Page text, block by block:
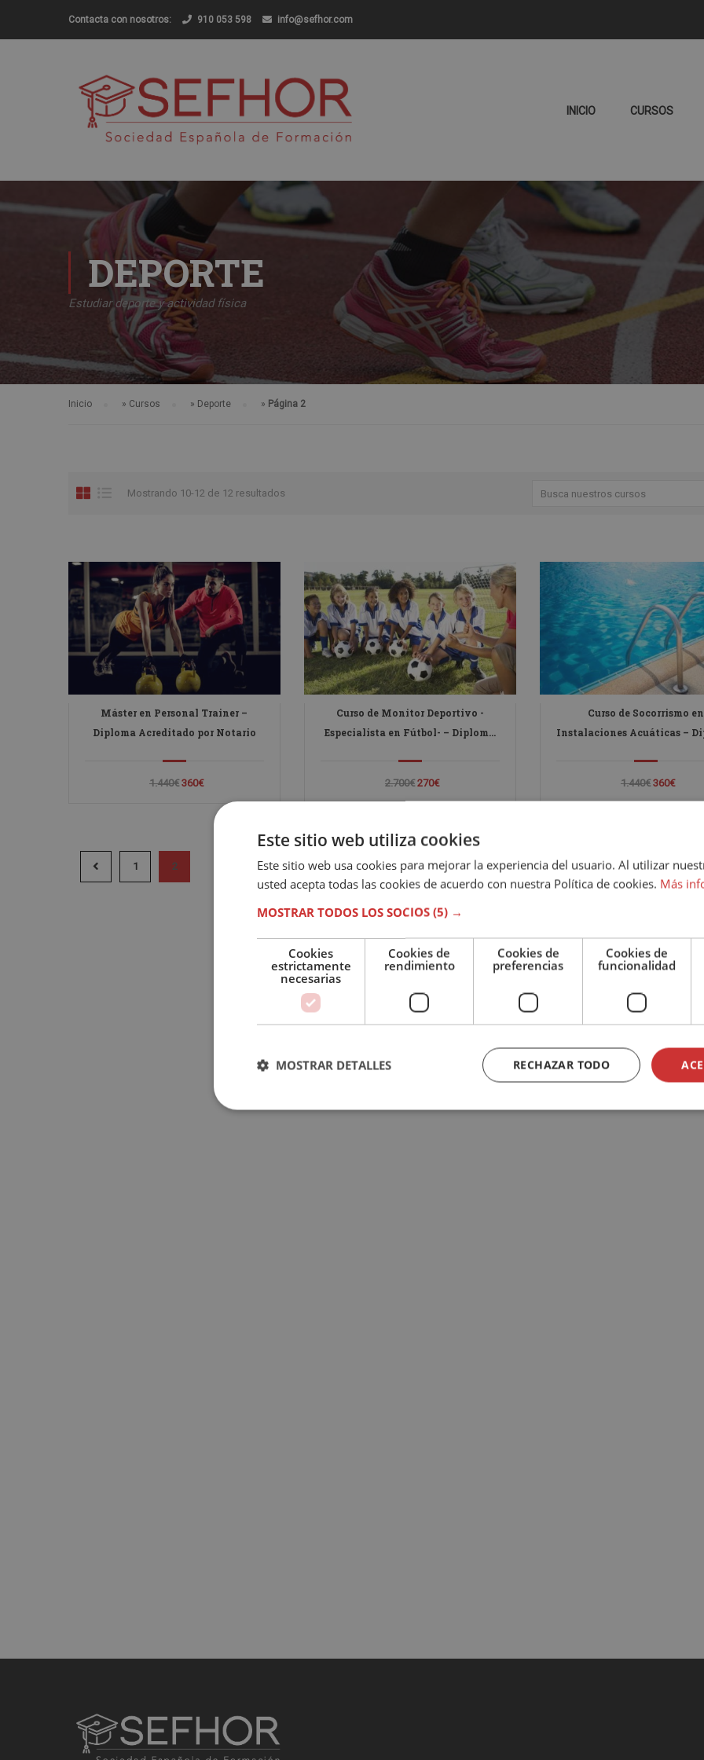
Contacta con nosotros: 910 053 598 info@sefhor.com
INICIO CURSOS
DEPORTE
Estudiar deporte y actividad física
Inicio » Cursos » Deporte » Página 2
Mostrando 10-12 de 12 resultados
Máster en Personal Trainer –
Diploma Acreditado por Notario
1.440€360€
Curso de Monitor Deportivo -
Especialista en Fútbol- – Diploma
2.700€270€
Curso de Socorrismo en
Instalaciones Acuáticas –
1.440€360€
1 2
Este sitio web utiliza cookies
Este sitio web usa cookies para mejorar la experiencia del usuario. Al utilizar
usted acepta todas las cookies de acuerdo con nuestra Política de cookies. Más
MOSTRAR TODOS LOS SOCIOS (5) →
Cookies
estrictamente
necesarias
Cookies de
rendimiento
Cookies de
preferencias
Cookies de
funcionalidad
RECHAZAR TODO
MOSTRAR DETALLES